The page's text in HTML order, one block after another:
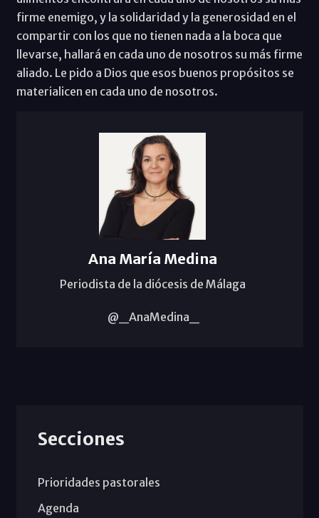
firme enemigo, y la solidaridad y la generosidad en el
compartir con los que no tienen nada a la boca que
llevarse, hallará en cada uno de nosotros su más firme
aliado. Le pido a Dios que esos buenos propósitos se
materialicen en cada uno de nosotros.
Ana María Medina
Periodista de la diócesis de Málaga
@_AnaMedina_
Secciones
Prioridades pastorales
Agenda